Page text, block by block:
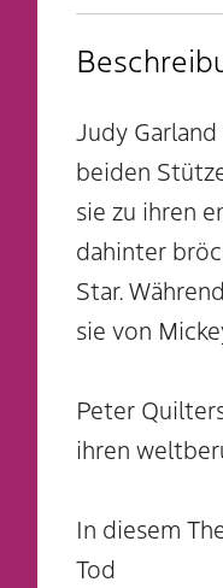
Judy
beiden
sie zu ihren
dahinter
Star.
sie von
Peter
ihren
In diesem
Tod